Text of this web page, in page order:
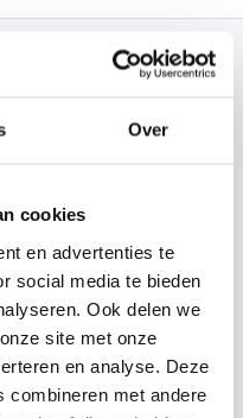
Over
cookies
en advertenties te
social media te bieden
Ook delen we
site met onze
en analyse. Deze
combineren met andere
of maat er niet
Stuur ons
uw plant of
ziet? We